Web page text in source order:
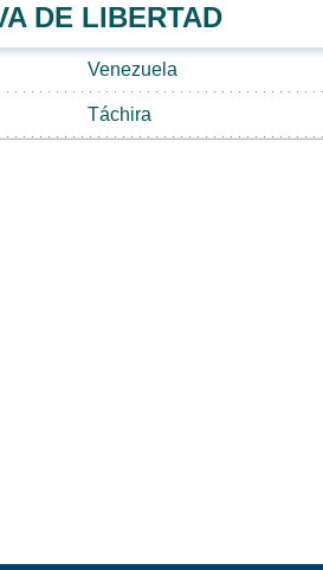
DE LIBERTAD
Venezuela
Táchira